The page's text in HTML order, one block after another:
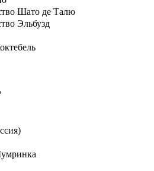
Шато де Талю
Эльбузд